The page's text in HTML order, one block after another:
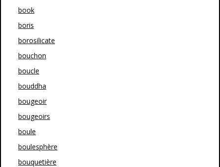
book
boris
borosilicate
bouchon
boucle
bouddha
bougeoir
bougeoirs
boule
boulesphère
bouquetière